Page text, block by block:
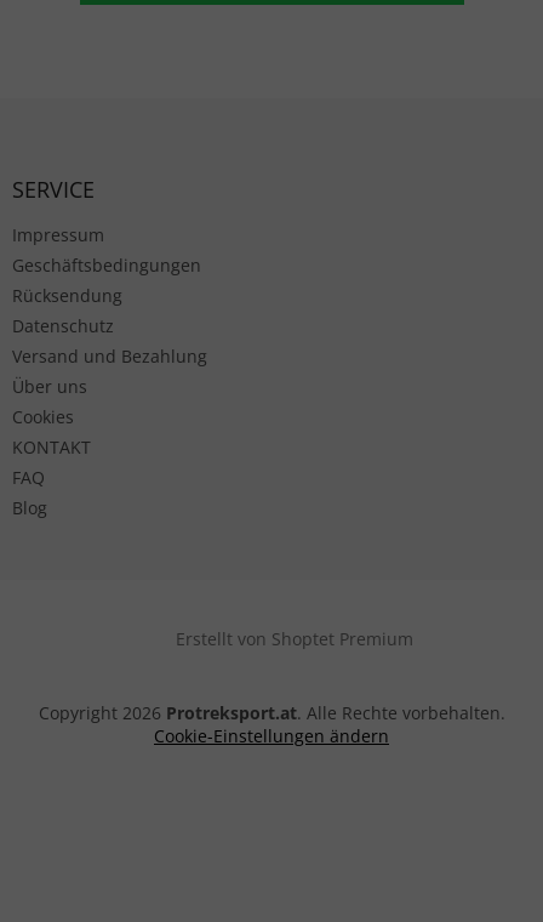
SERVICE
Impressum
Geschäftsbedingungen
Rücksendung
Datenschutz
Versand und Bezahlung
Über uns
Cookies
KONTAKT
FAQ
Blog
Erstellt von Shoptet Premium
Copyright 2026 Protreksport.at. Alle Rechte vorbehalten.
Cookie-Einstellungen ändern